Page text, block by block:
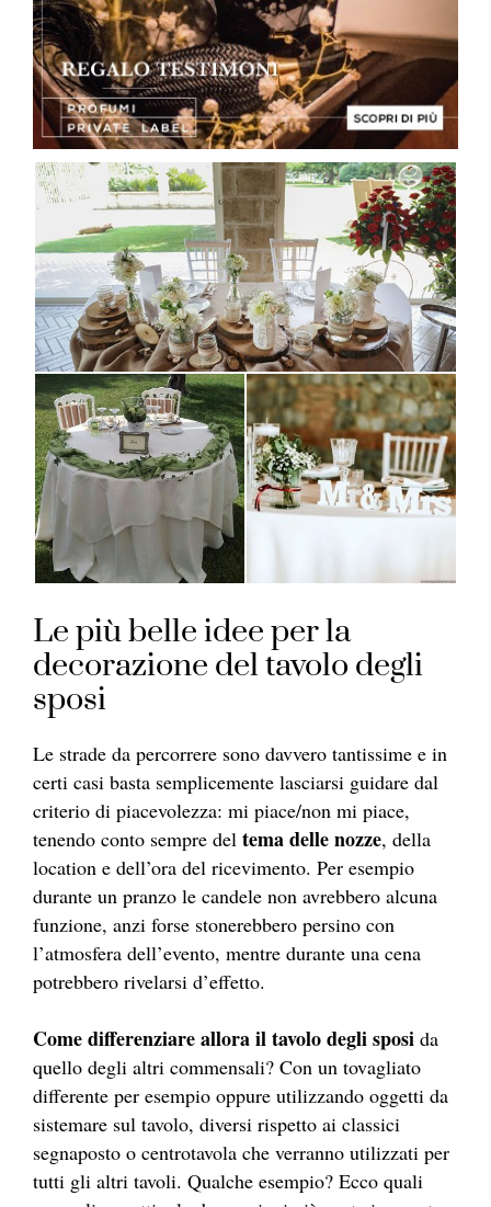
Le più belle idee per la
decorazione del tavolo degli
sposi
Le strade da percorrere sono davvero tantissime e in
certi casi basta semplicemente lasciarsi guidare dal
criterio di piacevolezza: mi piace/non mi piace,
tenendo conto sempre del tema delle nozze, della
location e dell’ora del ricevimento. Per esempio
durante un pranzo le candele non avrebbero alcuna
funzione, anzi forse stonerebbero persino con
l’atmosfera dell’evento, mentre durante una cena
potrebbero rivelarsi d’effetto.
Come differenziare allora il tavolo degli sposi da
quello degli altri commensali? Con un tovagliato
differente per esempio oppure utilizzando oggetti da
sistemare sul tavolo, diversi rispetto ai classici
segnaposto o centrotavola che verranno utilizzati per
tutti gli altri tavoli. Qualche esempio? Ecco quali